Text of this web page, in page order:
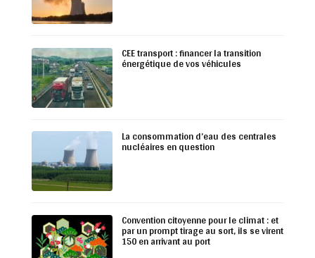
CEE transport : financer la transition
énergétique de vos véhicules
La consommation d’eau des centrales
nucléaires en question
Convention citoyenne pour le climat : et
par un prompt tirage au sort, ils se virent
150 en arrivant au port